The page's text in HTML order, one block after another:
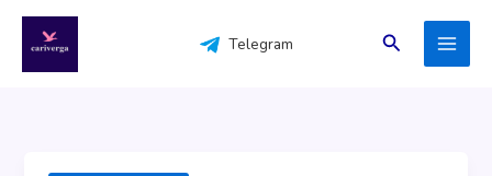
содержимому
Telegram Поиск